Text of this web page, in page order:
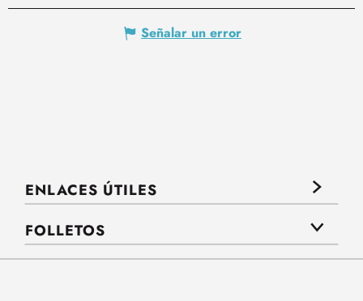
Señalar un error
ENLACES ÚTILES
FOLLETOS